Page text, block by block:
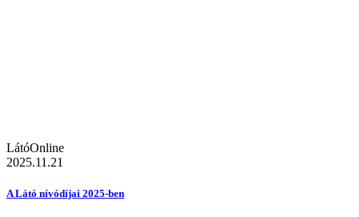
LátóOnline
2025.11.21
A Látó nívódíjai 2025-ben